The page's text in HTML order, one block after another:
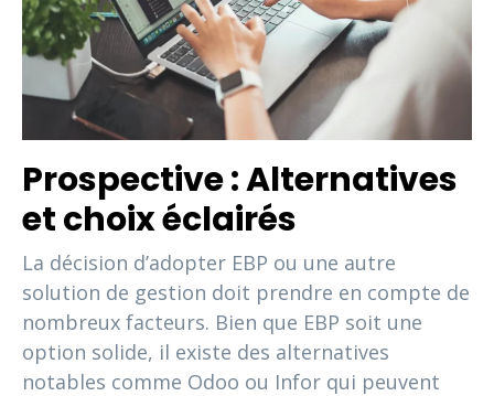
Prospective : Alternatives
et choix éclairés
La décision d’adopter EBP ou une autre
solution de gestion doit prendre en compte de
nombreux facteurs. Bien que EBP soit une
option solide, il existe des alternatives
notables comme Odoo ou Infor qui peuvent